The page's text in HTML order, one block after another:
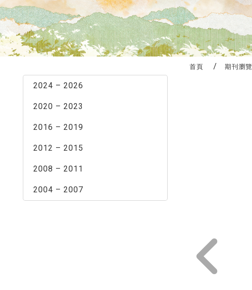
2024 – 2026
2020 – 2023
2016 – 2019
2012 – 2015
2008 – 2011
2004 – 2007
首頁 期刊瀏覽